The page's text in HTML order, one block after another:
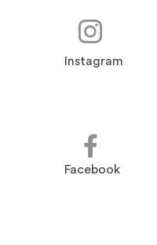
Instagram
Facebook